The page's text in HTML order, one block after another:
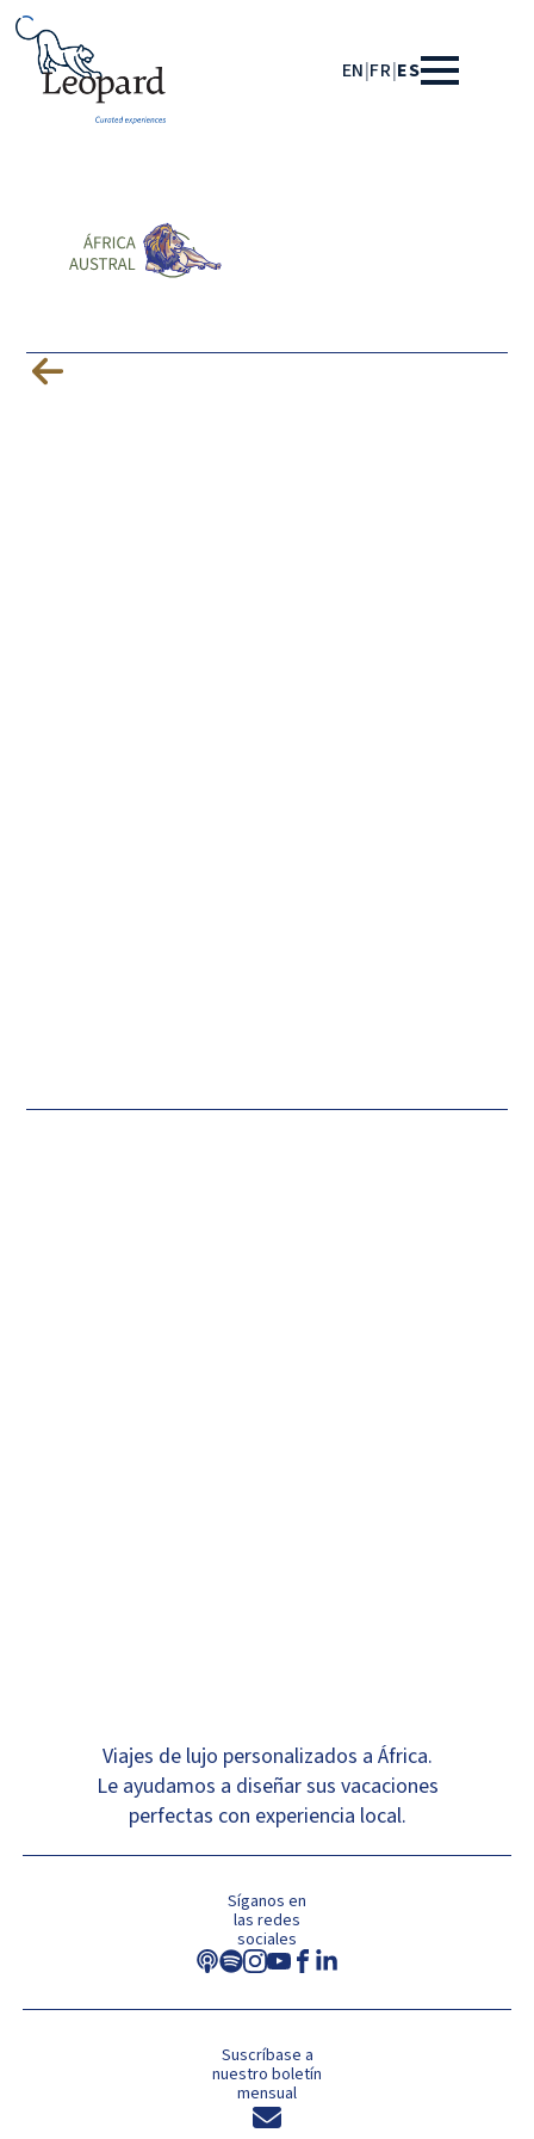
EN|FR|ES
Viajes de lujo personalizados a África.
Le ayudamos a diseñar sus vacaciones
perfectas con experiencia local.
Síganos en
las redes
sociales
Suscríbase a
nuestro boletín
mensual